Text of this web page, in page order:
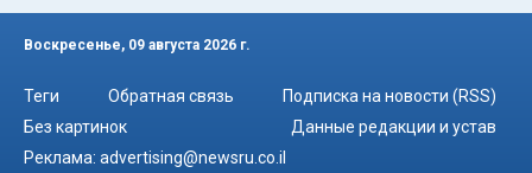
Воскресенье, 09 августа 2026 г.
Теги Обратная связь
Подписка на новости (RSS)
Без картинок
Данные редакции и устав
Реклама: advertising@newsru.co.il